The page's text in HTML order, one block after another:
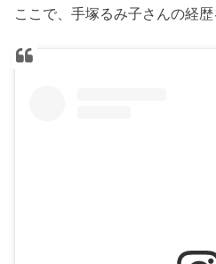
ここで、手塚るみ子さんの経